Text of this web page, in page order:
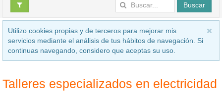
Buscar
Utilizo cookies propias y de terceros para mejorar mis
servicios mediante el análisis de tus hábitos de navegación. Si
continuas navegando, considero que aceptas su uso.
Talleres especializados en electricidad